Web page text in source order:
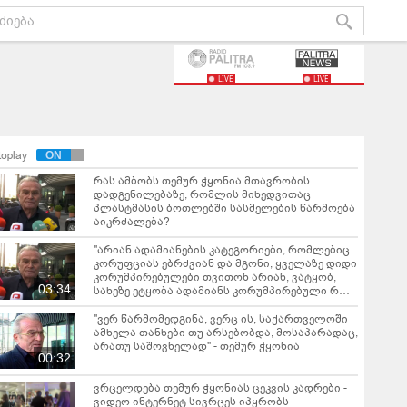
LIVE LIVE
რას ამბობს თემურ ჭყონია მთავრობის
დადგენილებაზე, რომლის მიხედვითაც
პლასტმასის ბოთლებში სასმელების წარმოება
აიკრძალება?
03:34
"არიან ადამიანების კატეგორიები, რომლებიც
კორუფციას ებრძვიან და მგონი, ყველაზე დიდი
კორუმპირებულები თვითონ არიან, ვატყობ,
სახეზე ეტყობა ადამიანს კორუმპირებული რომ
არის" - თემურ ჭყონია
00:32
"ვერ წარმომედგინა, ვერც ის, საქართველოში
ამხელა თანხები თუ არსებობდა, მოსაპარადაც,
არათუ საშოვნელად" - თემურ ჭყონია
ვრცელდება თემურ ჭყონიას ცეკვის კადრები -
ვიდეო ინტერნეტ სივრცეს იპყრობს